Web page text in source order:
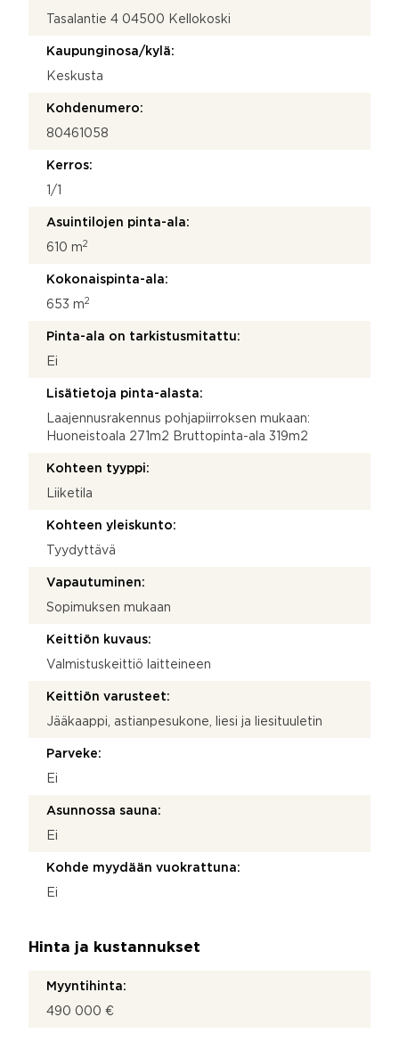
Tasalantie 4 04500 Kellokoski
Kaupunginosa/kylä:
Keskusta
Kohdenumero:
80461058
Kerros:
1/1
Asuintilojen pinta-ala:
610 m2
Kokonaispinta-ala:
653 m2
Pinta-ala on tarkistusmitattu:
Ei
Lisätietoja pinta-alasta:
Laajennusrakennus pohjapiirroksen mukaan:
Huoneistoala 271m2 Bruttopinta-ala 319m2
Kohteen tyyppi:
Liiketila
Kohteen yleiskunto:
Tyydyttävä
Vapautuminen:
Sopimuksen mukaan
Keittiön kuvaus:
Valmistuskeittiö laitteineen
Keittiön varusteet:
Jääkaappi, astianpesukone, liesi ja liesituuletin
Parveke:
Ei
Asunnossa sauna:
Ei
Kohde myydään vuokrattuna:
Ei
Hinta ja kustannukset
Myyntihinta:
490 000 €